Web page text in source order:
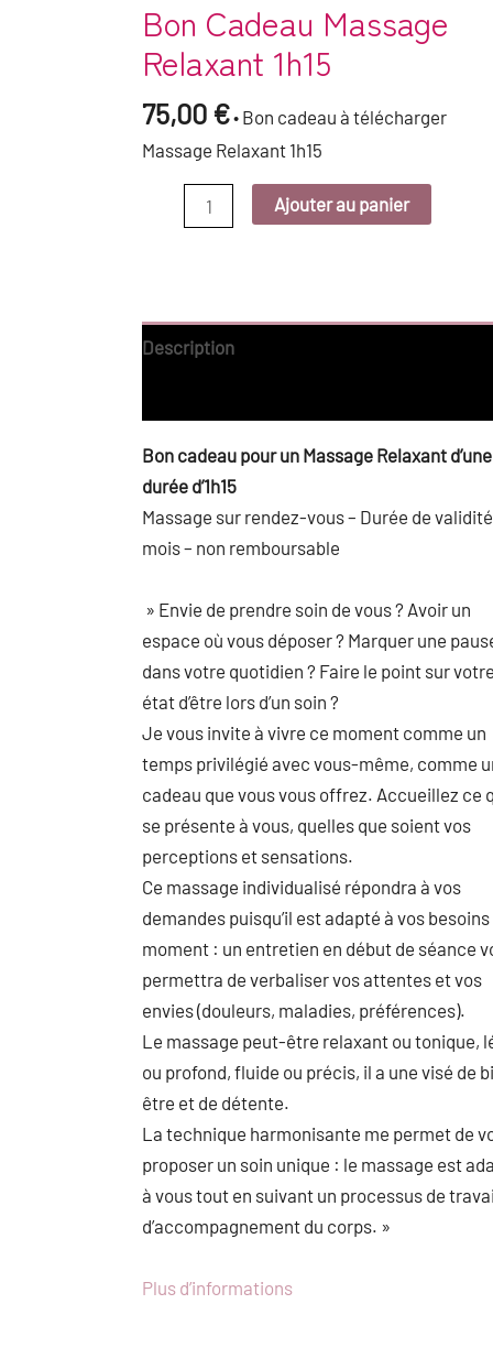
Bon Cadeau Massage
Relaxant 1h15
75,00€• Bon cadeau à télécharger
Massage Relaxant 1h15
Ajouter au panier
Description
Bon cadeau pour un Massage Relaxant d’une
durée d’1h15
Massage sur rendez-vous – Durée de
mois – non remboursable
» Envie de prendre soin de vous ? Avoir un
espace où vous déposer ? Marquer une
dans votre quotidien ? Faire le point sur
état d’être lors d’un soin ?
Je vous invite à vivre ce moment comme un
temps privilégié avec vous-même, comme
cadeau que vous vous offrez. Accueillez ce
se présente à vous, quelles que soient vos
perceptions et sensations.
Ce massage individualisé répondra à vos
demandes puisqu’il est adapté à vos
moment : un entretien en début de séance
permettra de verbaliser vos attentes et vos
envies (douleurs, maladies, préférences).
Le massage peut-être relaxant ou tonique,
ou profond, fluide ou précis, il a une visé de
être et de détente.
La technique harmonisante me permet de
proposer un soin unique : le massage est
à vous tout en suivant un processus de
d’accompagnement du corps. »
Plus d’informations